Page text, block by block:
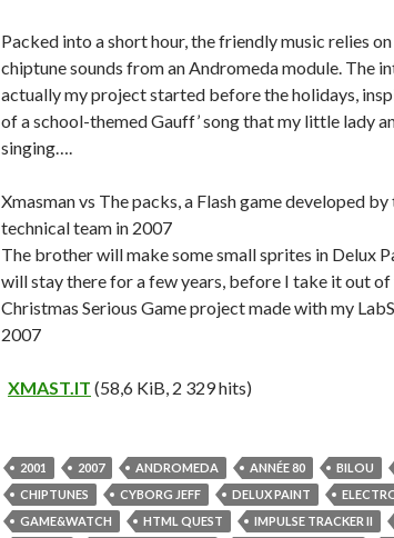
Packed into a short hour, the friendly music relies
chiptune sounds from an Andromeda module. The
actually my project started before the holidays,
of a school-themed Gauff’ song that my little lady
singing….
Xmasman vs The packs, a Flash game developed by
technical team in 2007
The brother will make some small sprites in Delux
will stay there for a few years, before I take it out
Christmas Serious Game project made with my
2007
XMAST.IT (58,6 KiB, 2 329 hits)
2001 2007 ANDROMEDA ANNÉE 80 BILOU
CHIPTUNES
CYBORG JEFF DELUX PAINT
GAME&WATCH
HTML QUEST IMPULSE TRACKER II